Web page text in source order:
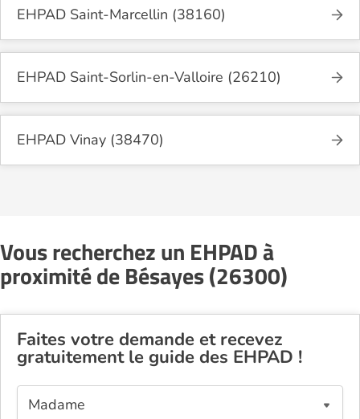
EHPAD Saint-Marcellin (38160)
EHPAD Saint-Sorlin-en-Valloire (26210)
EHPAD Vinay (38470)
Vous recherchez un EHPAD à
proximité de Bésayes (26300)
Faites votre demande et recevez
gratuitement le guide des EHPAD !